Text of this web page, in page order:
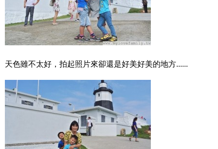
天色雖不太好，拍起照片來卻還是好美好美的地方......